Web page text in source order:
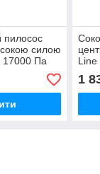
пилосос
силою
17000 Па
л кабель 7
Line
л)
1